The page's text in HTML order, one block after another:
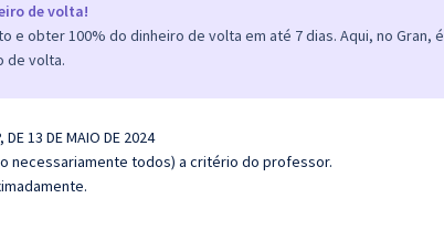
de volta!
e obter 100% do dinheiro de volta em até 7 dias. Aqui, no Gran, é
de volta.
13 DE MAIO DE 2024
necessariamente todos) a critério do professor.